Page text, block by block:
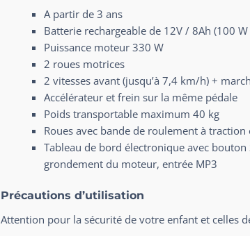
A partir de 3 ans
Batterie rechargeable de 12V / 8Ah (100
Puissance moteur 330 W
2 roues motrices
2 vitesses avant (jusqu’à 7,4 km/h) +
Accélérateur et frein sur la même pédale
Poids transportable maximum 40 kg
Roues avec bande de roulement à traction
Tableau de bord électronique avec bouton
grondement du moteur, entrée MP3
Précautions d’utilisation
Attention pour la sécurité de votre enfant et celles